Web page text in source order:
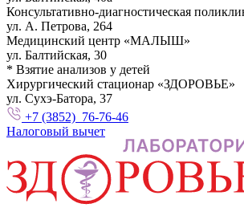
Консультативно-диагностическая
ул. А. Петрова, 264
Медицинский центр «МАЛЫШ»
ул. Балтийская, 30
* Взятие анализов у детей
Хирургический стационар «ЗДОРОВЬЕ»
ул. Сухэ-Батора, 37
+7 (3852) 76-76-46
Налоговый вычет